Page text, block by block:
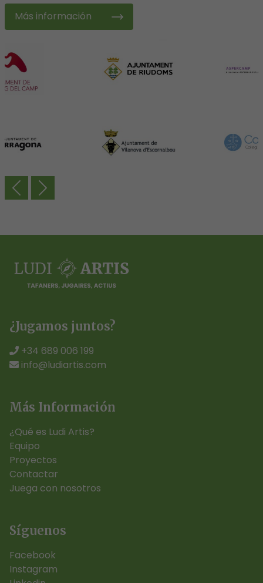
Más información
PreviousNext
¿Jugamos juntos?
+34 689 006 199
info@ludiartis.com
Más Información
¿Qué es Ludi Artis?
Equipo
Proyectos
Contactar
Juega con nosotros
Síguenos
Facebook
Instagram